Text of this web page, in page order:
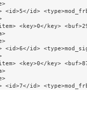
<id>5</id>
<key>0</key>
<id>6</id>
<key>0</key>
<id>7</id>